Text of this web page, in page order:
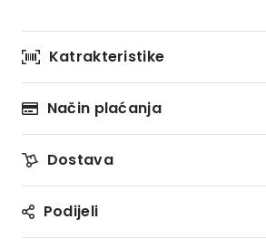
Katrakteristike
Način plaćanja
Dostava
Podijeli